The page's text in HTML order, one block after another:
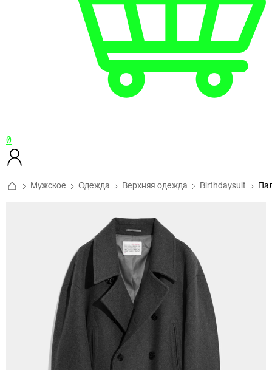
0
Мужское Одежда Верхняя одежда Birthdaysuit